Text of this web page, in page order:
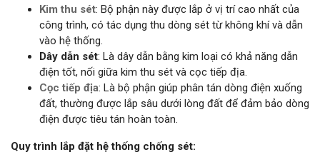
Kim thu sét: Bộ phận này được lắp ở vị trí cao nhất của
công trình, có tác dụng thu dòng sét từ không khí và dẫn
vào hệ thống.
Dây dẫn sét: Là dây dẫn bằng kim loại có khả năng dẫn
điện tốt, nối giữa kim thu sét và cọc tiếp địa.
Cọc tiếp địa: Là bộ phận giúp phân tán dòng điện xuống
đất, thường được lắp sâu dưới lòng đất để đảm bảo dòng
điện được tiêu tán hoàn toàn.
Quy trình lắp đặt hệ thống chống sét: